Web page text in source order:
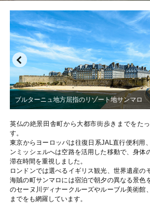
ブルターニュ地方屈指のリゾート地サンマロ
英仏の絶景田舎町から大都市街歩きまでをた
す。
東京からヨーロッパは往復日系JAL直行便利用
ンミッシェルへは空路を活用した移動で、身体
滞在時間を重視しました。
ロンドンでは選べるイギリス観光、世界遺産の
海賊の町サンマロには宿泊で朝夕の異なる景色
のセーヌ川ディナークルーズやルーブル美術館
までをも網羅しています。